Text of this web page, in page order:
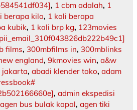
, 1 cbm adalah, 1
berapa kilo, 1 koli berapa
kubik, 1 koli brp kg, 123movies
films, 300mbfilms in, 300mblinks
england, 9kmovies win, a&w
jakarta, abadi klender toko, adam
, admin ekspedisi
agen bus bulak kapal, agen tiki